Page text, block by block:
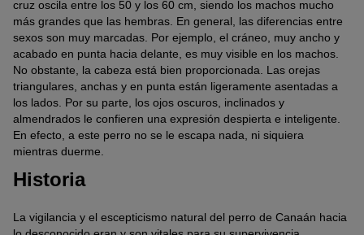
cruz oscila entre los 50 y los 60 cm, siendo los machos mucho
más grandes que las hembras. En general, las diferencias entre
sexos son muy marcadas. Por ejemplo, el cráneo, muy ancho y
acabado en punta hacia delante, es muy visible en los machos.
No obstante, la cabeza está bien proporcionada. Las orejas
triangulares, anchas y en punta están ligeramente asentadas a
los lados. Por su parte, los ojos oscuros, inclinados y
almendrados le confieren una expresión despierta e inteligente.
En efecto, a este perro no se le escapa nada, ni siquiera
mientras duerme.
Historia
La vigilancia y el escepticismo natural del perro de Canaán hacia